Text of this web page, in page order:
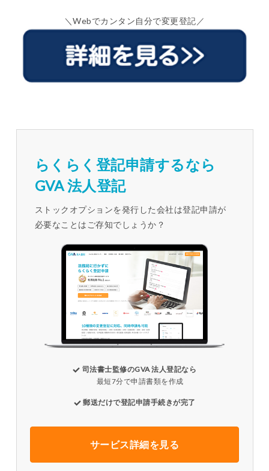
＼Webでカンタン自分で変更登記／
らくらく登記申請するなら
GVA 法人登記
ストックオプションを発行した会社は登記申請が
必要なことはご存知でしょうか？
司法書士監修のGVA 法人登記なら
最短7分で申請書類を作成
郵送だけで登記申請手続きが完了
サービス詳細を見る